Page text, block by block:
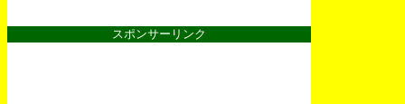
スポンサーリンク